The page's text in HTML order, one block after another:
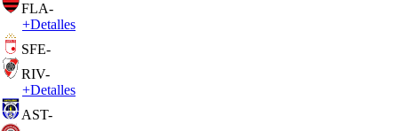
FLA-
+Detalles
SFE-
RIV-
+Detalles
AST-